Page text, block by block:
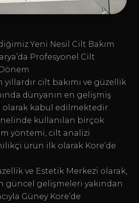
Yeni Nesil Cilt Bakım
Profesyonel Cilt
yıllardır cilt bakımı ve güzellik
dünyanın en gelişmiş
kabul edilmektedir.
kullanılan birçok
yöntemi, cilt analizi
ürün ilk olarak Kore’de
ve Estetik Merkezi olarak,
güncel gelişmeleri yakından
Güney Kore’de